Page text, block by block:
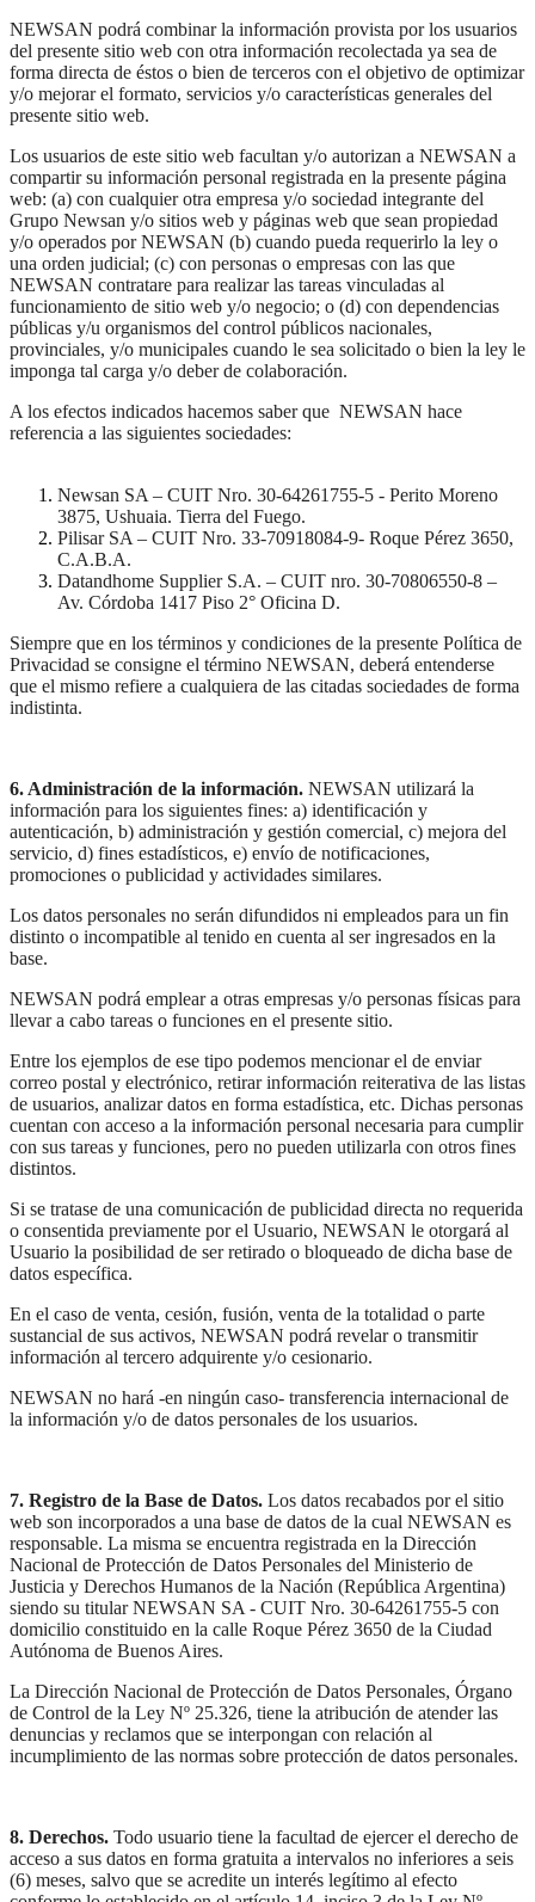
NEWSAN podrá combinar la información provista por los usuarios
del presente sitio web con otra información recolectada ya sea de
forma directa de éstos o bien de terceros con el objetivo de optimizar
y/o mejorar el formato, servicios y/o características generales del
presente sitio web.
Los usuarios de este sitio web facultan y/o autorizan a NEWSAN a
compartir su información personal registrada en la presente página
web: (a) con cualquier otra empresa y/o sociedad integrante del
Grupo Newsan y/o sitios web y páginas web que sean propiedad
y/o operados por NEWSAN (b) cuando pueda requerirlo la ley o
una orden judicial; (c) con personas o empresas con las que
NEWSAN contratare para realizar las tareas vinculadas al
funcionamiento de sitio web y/o negocio; o (d) con dependencias
públicas y/u organismos del control públicos nacionales,
provinciales, y/o municipales cuando le sea solicitado o bien la ley le
imponga tal carga y/o deber de colaboración.
A los efectos indicados hacemos saber que NEWSAN hace
referencia a las siguientes sociedades:
Newsan SA – CUIT Nro. 30-64261755-5 - Perito Moreno
3875, Ushuaia. Tierra del Fuego.
Pilisar SA – CUIT Nro. 33-70918084-9- Roque Pérez 3650,
C.A.B.A.
Datandhome Supplier S.A. – CUIT nro. 30-70806550-8 –
Av. Córdoba 1417 Piso 2° Oficina D.
Siempre que en los términos y condiciones de la presente Política de
Privacidad se consigne el término NEWSAN, deberá entenderse
que el mismo refiere a cualquiera de las citadas sociedades de forma
indistinta.
6. Administración de la información. NEWSAN utilizará la
información para los siguientes fines: a) identificación y
autenticación, b) administración y gestión comercial, c) mejora del
servicio, d) fines estadísticos, e) envío de notificaciones,
promociones o publicidad y actividades similares.
Los datos personales no serán difundidos ni empleados para un fin
distinto o incompatible al tenido en cuenta al ser ingresados en la
base.
NEWSAN podrá emplear a otras empresas y/o personas físicas para
llevar a cabo tareas o funciones en el presente sitio.
Entre los ejemplos de ese tipo podemos mencionar el de enviar
correo postal y electrónico, retirar información reiterativa de las listas
de usuarios, analizar datos en forma estadística, etc. Dichas personas
cuentan con acceso a la información personal necesaria para cumplir
con sus tareas y funciones, pero no pueden utilizarla con otros fines
distintos.
Si se tratase de una comunicación de publicidad directa no requerida
o consentida previamente por el Usuario, NEWSAN le otorgará al
Usuario la posibilidad de ser retirado o bloqueado de dicha base de
datos específica.
En el caso de venta, cesión, fusión, venta de la totalidad o parte
sustancial de sus activos, NEWSAN podrá revelar o transmitir
información al tercero adquirente y/o cesionario.
NEWSAN no hará -en ningún caso- transferencia internacional de
la información y/o de datos personales de los usuarios.
7. Registro de la Base de Datos. Los datos recabados por el sitio
web son incorporados a una base de datos de la cual NEWSAN es
responsable. La misma se encuentra registrada en la Dirección
Nacional de Protección de Datos Personales del Ministerio de
Justicia y Derechos Humanos de la Nación (República Argentina)
siendo su titular NEWSAN SA - CUIT Nro. 30-64261755-5 con
domicilio constituido en la calle Roque Pérez 3650 de la Ciudad
Autónoma de Buenos Aires.
La Dirección Nacional de Protección de Datos Personales, Órgano
de Control de la Ley Nº 25.326, tiene la atribución de atender las
denuncias y reclamos que se interpongan con relación al
incumplimiento de las normas sobre protección de datos personales.
8. Derechos. Todo usuario tiene la facultad de ejercer el derecho de
acceso a sus datos en forma gratuita a intervalos no inferiores a seis
(6) meses, salvo que se acredite un interés legítimo al efecto